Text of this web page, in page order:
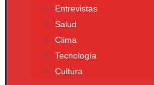
Entrevistas
Salud
Clima
Tecnología
Cultura